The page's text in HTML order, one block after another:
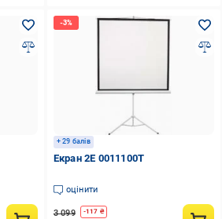
+ 29 балів
Екран 2E 0011100T
оцінити
3 099 -117 ₴